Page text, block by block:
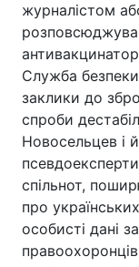
журналістом
Служба
заклики до
спроби
Новосельцев і
спільнот,
про
особисті дані